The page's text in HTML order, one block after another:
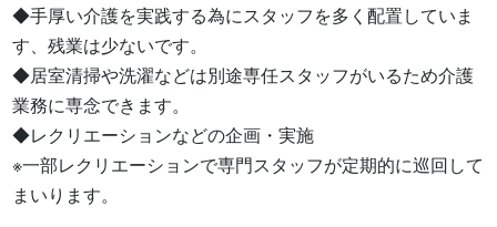
◆手厚い介護を実践する為にスタッフを多く配置していま
す、残業は少ないです。
◆居室清掃や洗濯などは別途専任スタッフがいるため介護
業務に専念できます。
◆レクリエーションなどの企画・実施
※一部レクリエーションで専門スタッフが定期的に巡回して
まいります。